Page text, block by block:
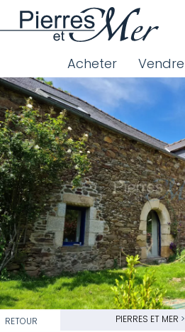
Acheter Vendre
RETOUR PIERRES ET MER >